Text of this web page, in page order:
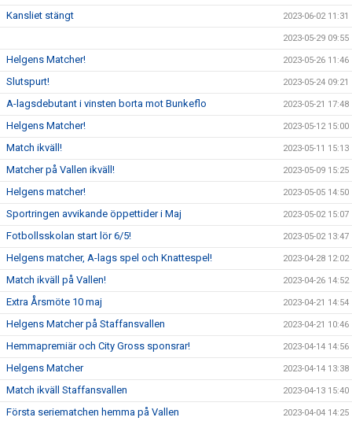
Kansliet stängt 2023-06-02 11:31
2023-05-29 09:55
Helgens Matcher! 2023-05-26 11:46
Slutspurt! 2023-05-24 09:21
A-lagsdebutant i vinsten borta mot Bunkeflo 2023-05-21 17:48
Helgens Matcher! 2023-05-12 15:00
Match ikväll! 2023-05-11 15:13
Matcher på Vallen ikväll! 2023-05-09 15:25
Helgens matcher! 2023-05-05 14:50
Sportringen avvikande öppettider i Maj 2023-05-02 15:07
Fotbollsskolan start lör 6/5! 2023-05-02 13:47
Helgens matcher, A-lags spel och Knattespel! 2023-04-28 12:02
Match ikväll på Vallen! 2023-04-26 14:52
Extra Årsmöte 10 maj 2023-04-21 14:54
Helgens Matcher på Staffansvallen 2023-04-21 10:46
Hemmapremiär och City Gross sponsrar! 2023-04-14 14:56
Helgens Matcher 2023-04-14 13:38
Match ikväll Staffansvallen 2023-04-13 15:40
Första seriematchen hemma på Vallen 2023-04-04 14:25